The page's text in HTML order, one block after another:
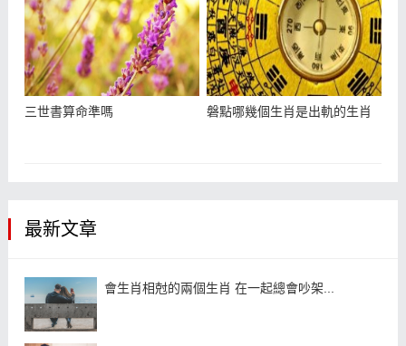
三世書算命準嗎 磐點哪幾個生肖是出軌的生肖
最新文章
會生肖相尅的兩個生肖 在一起總會吵架...